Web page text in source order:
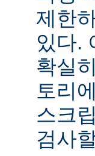
제한
있다.
확실
토리
스크
검사